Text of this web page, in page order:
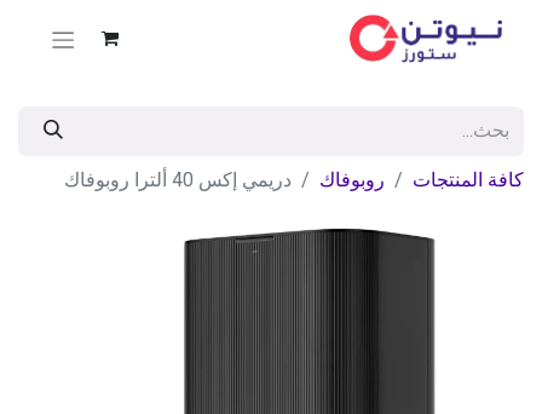
كافة المنتجات روبوفاك دريمي إكس 40 ألترا روبوفاك